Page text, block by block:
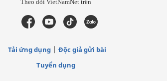
Theo dõi VietNamNet trên
Tải ứng dụng
Độc giả gửi bài
Tuyển dụng